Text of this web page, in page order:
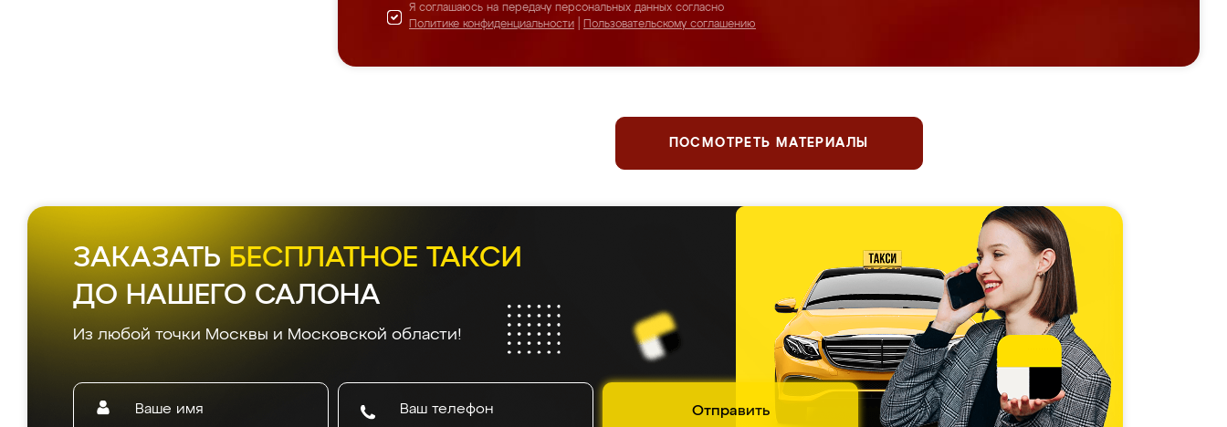
Я соглашаюсь на передачу персональных данных согласно
Политике конфиденциальности
Пользовательскому соглашению
ПОСМОТРЕТЬ МАТЕРИАЛЫ
ЗАКАЗАТЬ БЕСПЛАТНОЕ ТАКСИ
ДО НАШЕГО САЛОНА
Из любой точки Москвы и Московской области!
Отправить